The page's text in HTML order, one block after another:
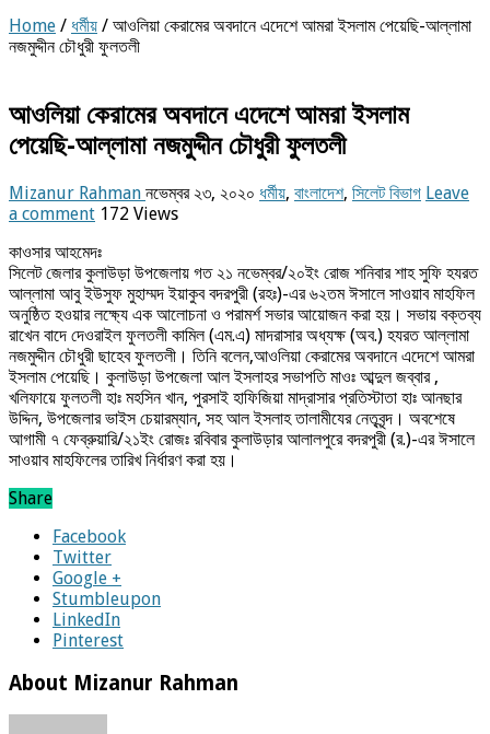
Home / ধর্মীয় / আওলিয়া কেরামের অবদানে এদেশে আমরা ইসলাম পেয়েছি-আল্লামা
নজমুদ্দীন চৌধুরী ফুলতলী
আওলিয়া কেরামের অবদানে এদেশে আমরা ইসলাম
পেয়েছি-আল্লামা নজমুদ্দীন চৌধুরী ফুলতলী
Mizanur Rahman নভেম্বর ২৩, ২০২০ ধর্মীয়, বাংলাদেশ, সিলেট বিভাগ Leave
a comment 172 Views
কাওসার আহমেদঃ
সিলেট জেলার কুলাউড়া উপজেলায় গত ২১ নভেম্বর/২০ইং রোজ শনিবার শাহ সুফি হযরত
আল্লামা আবু ইউসুফ মুহাম্মদ ইয়াকুব বদরপুরী (রহঃ)-এর ৬২তম ঈসালে সাওয়াব মাহফিল
অনুষ্ঠিত হওয়ার লক্ষ্যে এক আলোচনা ও পরামর্শ সভার আয়োজন করা হয়। সভায় বক্তব্য
রাখেন বাদে দেওরাইল ফুলতলী কামিল (এম.এ) মাদরাসার অধ্যক্ষ (অব.) হযরত আল্লামা
নজমুদ্দীন চৌধুরী ছাহেব ফুলতলী। তিনি বলেন,আওলিয়া কেরামের অবদানে এদেশে আমরা
ইসলাম পেয়েছি। কুলাউড়া উপজেলা আল ইসলাহর সভাপতি মাওঃ আব্দুল জব্বার ,
খলিফায়ে ফুলতলী হাঃ মহসিন খান, পুরসাই হাফিজিয়া মাদ্রাসার প্রতিস্টাতা হাঃ আনছার
উদ্দিন, উপজেলার ভাইস চেয়ারম্যান, সহ আল ইসলাহ তালামীযের নেতৃবৃন্দ। অবশেষে
আগামী ৭ ফেব্রুয়ারি/২১ইং রোজঃ রবিবার কুলাউড়ার আলালপুরে বদরপুরী (র.)-এর ঈসালে
সাওয়াব মাহফিলের তারিখ নির্ধারণ করা হয়।
Share
Facebook
Twitter
Google +
Stumbleupon
LinkedIn
Pinterest
About Mizanur Rahman